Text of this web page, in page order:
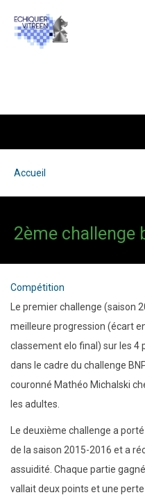
contenu
d'Ariane
Accueil
2ème challenge
Compétition
Le premier challenge (saison
meilleure progression (écart
classement elo final) sur les 4
dans le cadre du challenge
couronné Mathéo Michalski
les adultes.
Le deuxième challenge a
de la saison 2015-2016 et a
assuidité. Chaque partie
vallait deux points et une